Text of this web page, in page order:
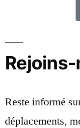
Reste informé
déplacements,